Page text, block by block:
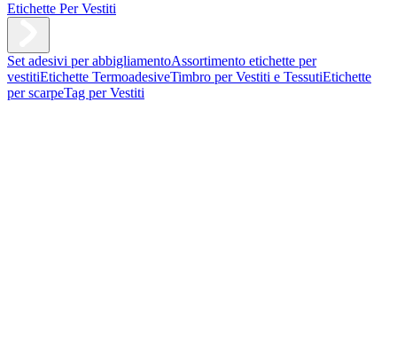
Etichette Per Vestiti
Set adesivi per abbigliamentoAssortimento etichette per
vestitiEtichette TermoadesiveTimbro per Vestiti e TessutiEtichette
per scarpeTag per Vestiti